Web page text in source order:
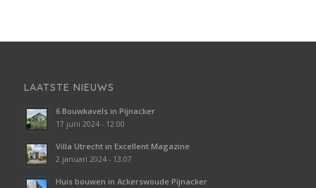
LAATSTE NIEUWS
6 Bouwkavels in Pijnacker
17 juni 2024 - 12:00
Villa Utrecht in Excellent Magazine
2 januari 2024 - 13:07
Huis bouwen in Ackerswoude Pijnacker